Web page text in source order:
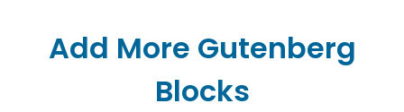
Add More Gutenberg
Blocks